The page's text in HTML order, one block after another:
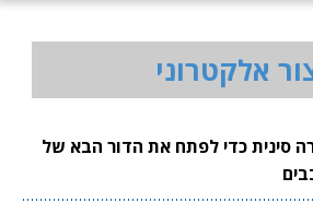
אלקטרוני
סינית כדי לפתח את הדור הבא של